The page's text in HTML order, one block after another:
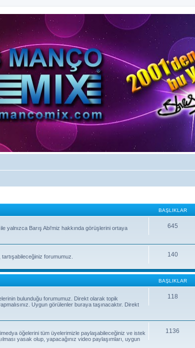
BAŞLIKLAR
yalnızca Barış Abi'miz hakkında görüşlerini ortaya
645
forumumuz.
140
BAŞLIKLAR
bulunduğu forumumuz. Direkt olarak topik
Uygun görülenler buraya taşınacaktır. Direkt
118
öğelerini tüm üyelerimizle paylaşabileceğiniz ve istek
yasak olup, yapacağınız video paylaşımları, uygun
1136